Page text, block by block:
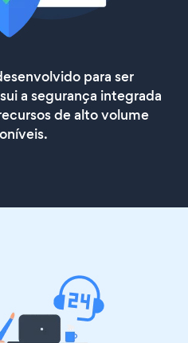
para ser
a segurança integrada
de alto volume